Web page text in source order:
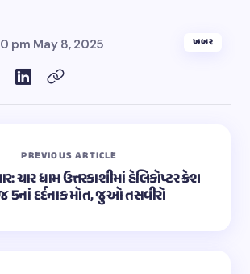
pm May 8, 2025 ખબર
PREVIOUS ARTICLE
ચાર ધામ ઉત્તરકાશીમાં હેલિકોપ્ટર ક્રેશ
5નાં દર્દનાક મોત, જુઓ તસવીરો